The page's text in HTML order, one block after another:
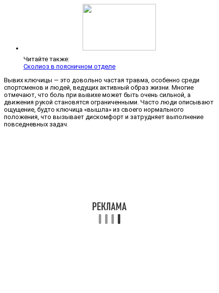
Читайте также:
Сколиоз в поясничном отделе
Вывих ключицы — это довольно частая травма, особенно среди
спортсменов и людей, ведущих активный образ жизни. Многие
отмечают, что боль при вывихе может быть очень сильной, а
движения рукой становятся ограниченными. Часто люди описывают
ощущение, будто ключица «вышла» из своего нормального
положения, что вызывает дискомфорт и затрудняет выполнение
повседневных задач.